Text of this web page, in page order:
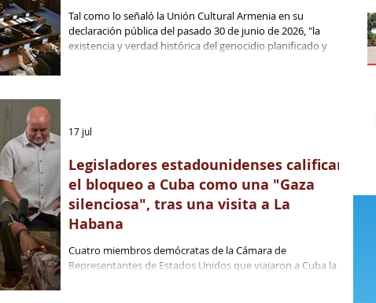
Tal como lo señaló la Unión Cultural Armenia en su
declaración pública del pasado 30 de junio de 2026, "la
existencia y verdad histórica del genocidio planificado y
Legisladores estadounidenses califican
el bloqueo a Cuba como una "Gaza
silenciosa", tras una visita a La
Habana
Cuatro miembros demócratas de la Cámara de
Representantes de Estados Unidos que viajaron a Cuba la
17 jul